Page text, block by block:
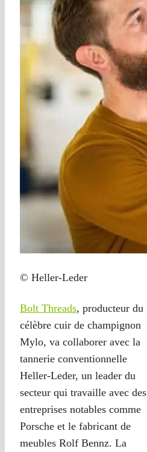
© Heller-Leder
Bolt Threads, producteur du
célèbre cuir de champignon
Mylo, va collaborer avec la
tannerie conventionnelle
Heller-Leder, un leader du
secteur qui travaille avec des
entreprises notables comme
Porsche et le fabricant de
meubles Rolf Bennz. La